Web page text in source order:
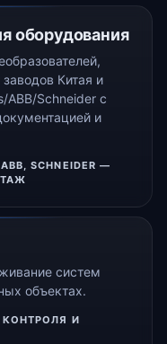
оборудования
Китая и
ABB/Schneider с
и
SCHNEIDER —
систем
объектах.
И